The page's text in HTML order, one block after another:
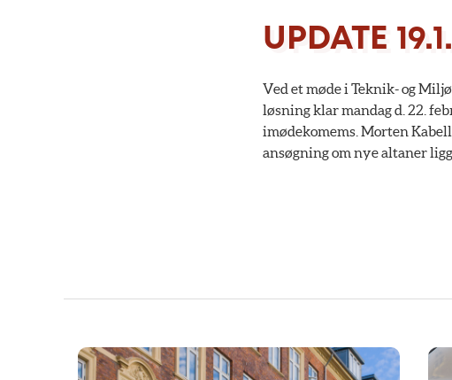
UPDATE
Ved et møde i Teknik- og
løsning klar mandag d. 22.
imødekomems. Morten
ansøgning om nye altaner